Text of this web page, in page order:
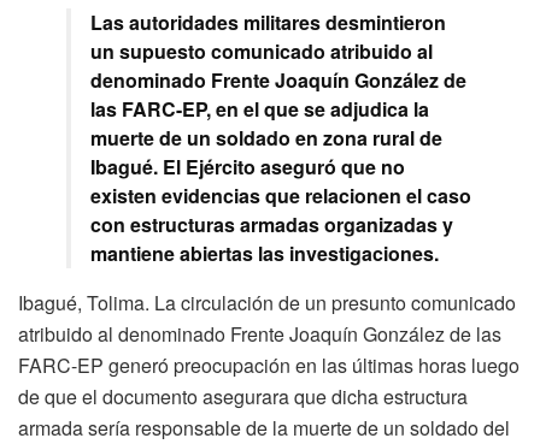
Las autoridades militares desmintieron
un supuesto comunicado atribuido al
denominado Frente Joaquín González de
las FARC-EP, en el que se adjudica la
muerte de un soldado en zona rural de
Ibagué. El Ejército aseguró que no
existen evidencias que relacionen el caso
con estructuras armadas organizadas y
mantiene abiertas las investigaciones.
Ibagué, Tolima. La circulación de un presunto comunicado
atribuido al denominado Frente Joaquín González de las
FARC-EP generó preocupación en las últimas horas luego
de que el documento asegurara que dicha estructura
armada sería responsable de la muerte de un soldado del